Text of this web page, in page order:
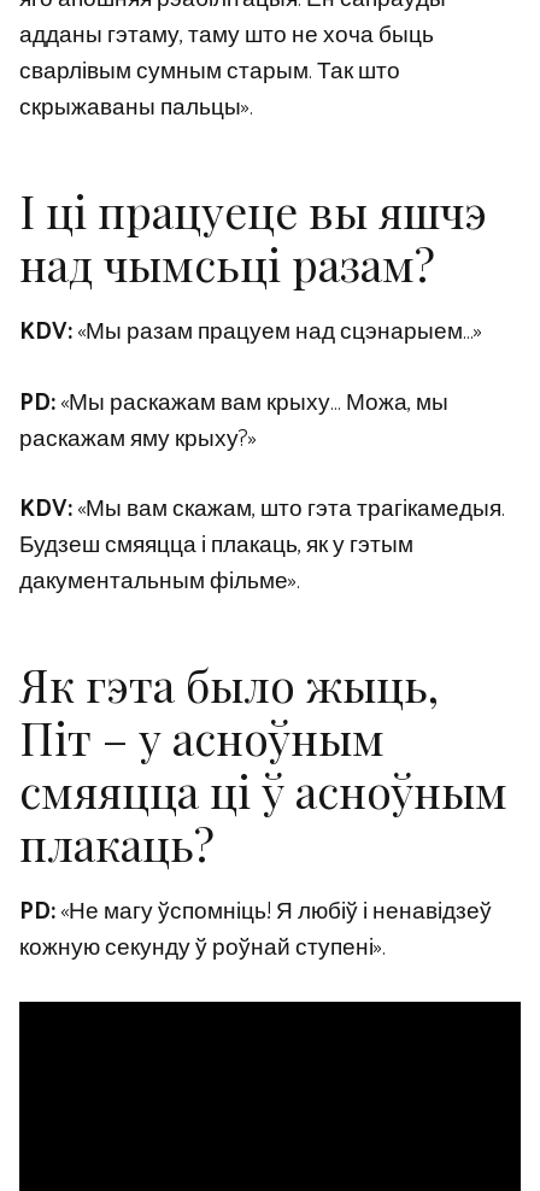
адданы гэтаму, таму што не хоча быць
сварлівым сумным старым. Так што
скрыжаваны пальцы».
І ці працуеце вы яшчэ
над чымсьці разам?
KDV:«Мы разам працуем над сцэнарыем…»
PD:«Мы раскажам вам крыху… Можа, мы
раскажам яму крыху?»
KDV:«Мы вам скажам, што гэта трагікамедыя.
Будзеш смяяцца і плакаць, як у гэтым
дакументальным фільме».
Як гэта было жыць,
Піт – у асноўным
смяяцца ці ў асноўным
плакаць?
PD:«Не магу ўспомніць! Я любіў і ненавідзеў
кожную секунду ў роўнай ступені».